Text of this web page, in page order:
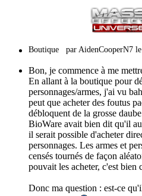
Boutique par AidenCooperN7
Bon, je commence à me
En allant à la boutique pour
personnages/armes, j'ai vu
peut que acheter des foutus
débloquent de la grosse
BioWare avait bien dit qu'il
il serait possible d'acheter
personnages. Les armes et
censés tournés de façon
pouvait les acheter, c'est bien
Donc ma question : est-ce